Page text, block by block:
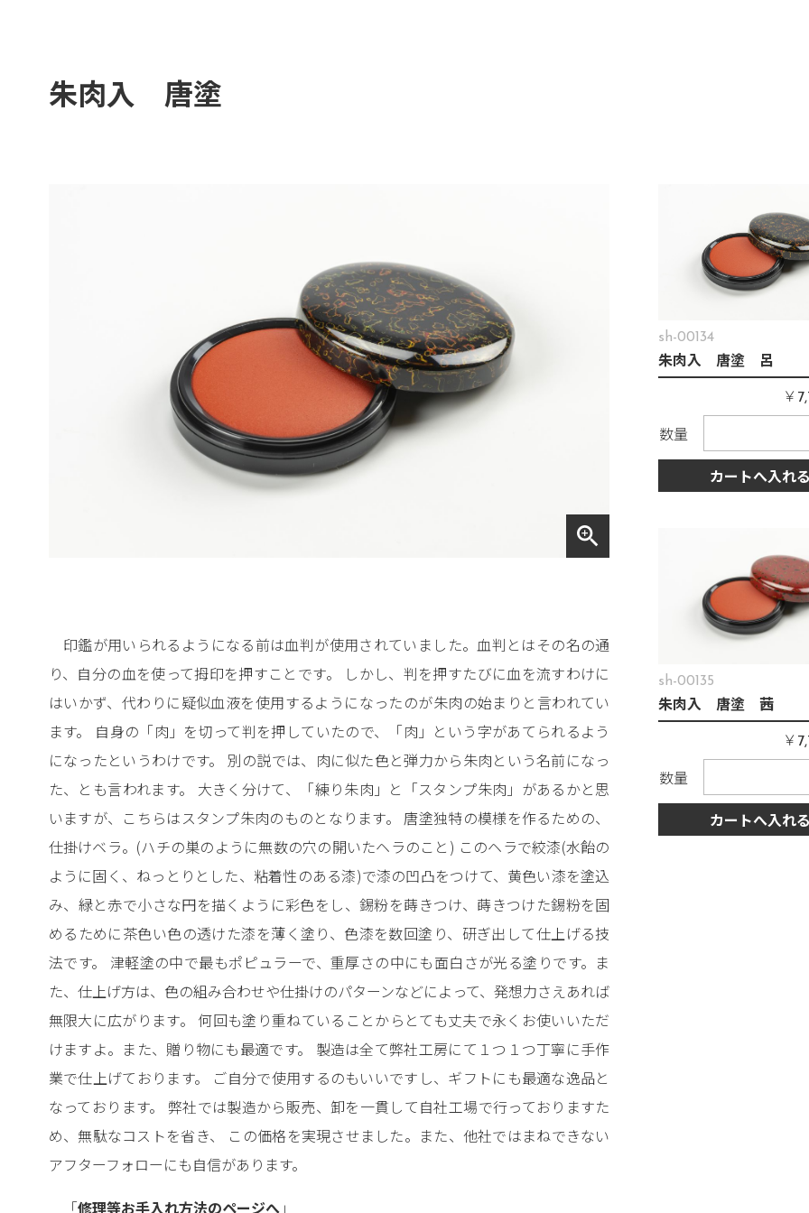
朱肉入 唐塗
zoom_in
印鑑が用いられるようになる前は血判が使用されていました。血判とはその名の通
り、自分の血を使って拇印を押すことです。 しかし、判を押すたびに血を流すわけに
はいかず、代わりに疑似血液を使用するようになったのが朱肉の始まりと言われてい
ます。 自身の「肉」を切って判を押していたので、「肉」という字があてられるよう
になったというわけです。 別の説では、肉に似た色と弾力から朱肉という名前になっ
た、とも言われます。 大きく分けて、「練り朱肉」と「スタンプ朱肉」があるかと思
いますが、こちらはスタンプ朱肉のものとなります。 唐塗独特の模様を作るための、
仕掛けベラ。(ハチの巣のように無数の穴の開いたヘラのこと) このヘラで絞漆(水飴の
ように固く、ねっとりとした、粘着性のある漆)で漆の凹凸をつけて、黄色い漆を塗込
み、緑と赤で小さな円を描くように彩色をし、錫粉を蒔きつけ、蒔きつけた錫粉を固
めるために茶色い色の透けた漆を薄く塗り、色漆を数回塗り、研ぎ出して仕上げる技
法です。 津軽塗の中で最もポピュラーで、重厚さの中にも面白さが光る塗りです。ま
た、仕上げ方は、色の組み合わせや仕掛けのパターンなどによって、発想力さえあれば
無限大に広がります。 何回も塗り重ねていることからとても丈夫で永くお使いいただ
けますよ。また、贈り物にも最適です。 製造は全て弊社工房にて１つ１つ丁寧に手作
業で仕上げております。 ご自分で使用するのもいいですし、ギフトにも最適な逸品と
なっております。 弊社では製造から販売、卸を一貫して自社工場で行っておりますた
め、無駄なコストを省き、 この価格を実現させました。また、他社ではまねできない
アフターフォローにも自信があります。
「修理等お手入れ方法のページへ」
sh-00134
朱肉入 唐塗 呂
￥
数量
カートへ入れ
sh-00135
朱肉入 唐塗 茜
￥
数量
カートへ入れ